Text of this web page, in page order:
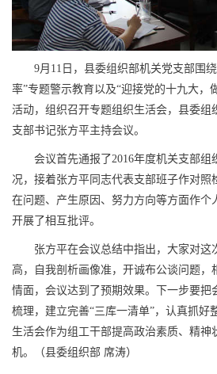
9月 11 日 ，县委组织部机关党支部围
率”专题警示教育以及“迎接党的十九大，
活动，组织召开专题组织生活会，县委组
支部书记张方平主持会议。
会议首先通报了2016年度机关支部组
况，接着张方平同志代表支部班子作对照
在问题、产生原因、努力方向等方面作个
开展了相互批评。
张方平在会议总结中指出，大家对这
高，自我剖析画像准，开诚布公谈问题，
情面，会议达到了预期效果。下一步要把
梳理，建立完善“三库一清单”，认真抓好
生活会作为组工干部提高政治素质、精神
机。（县委组织部 席涛）